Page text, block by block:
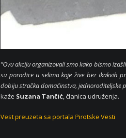
“Ovu akciju organizovali smo kako bismo
su porodice u selima koje žive bez ikakvih
dobiju stračka domaćinstva, jednoroditeljske
kaže Suzana Tančić , članica udruženja.
Vest preuzeta sa portala Pirotske Vesti